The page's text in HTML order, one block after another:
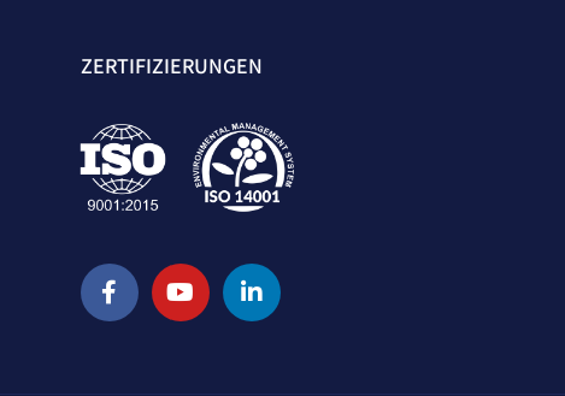
ZERTIFIZIERUNGEN